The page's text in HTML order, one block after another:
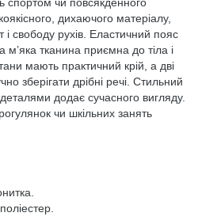
дихаючого матеріалу,
свободу рухів. Еластичний пояс
м’яка тканина приємна до тіла і
мають практичний крій, а дві
зберігати дрібні речі. Стильний
додає сучасного вигляду.
чи шкільних занять